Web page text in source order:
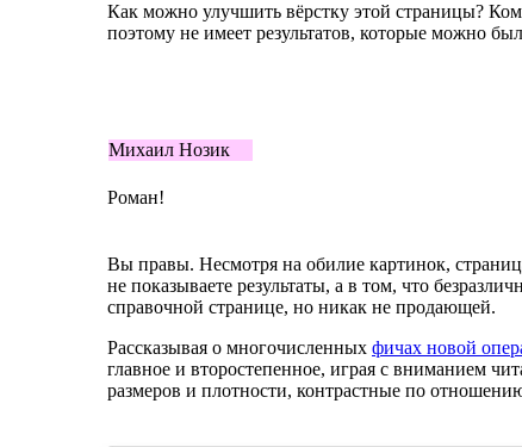
Как можно улучшить вёрстку этой страницы?
поэтому не имеет результатов, которые можно
Михаил Нозик
Роман!
Вы правы. Несмотря на обилие картинок,
не показываете результаты, а в том, что
справочной странице, но никак не продающей.
Рассказывая о многочисленных фичах новой
главное и второстепенное, играя с вниманием
размеров и плотности, контрастные по